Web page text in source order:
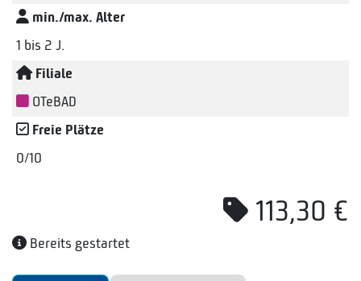
min./max. Alter
1 bis 2 J.
Filiale
OTeBAD
Freie Plätze
0/10
113,30 €
Bereits gestartet